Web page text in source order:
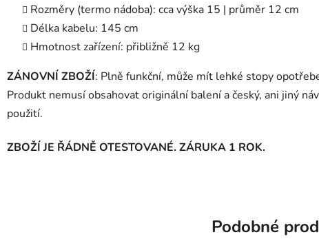
Rozměry (termo nádoba): cca výška 15 | průměr 12 cm
Délka kabelu: 145 cm
Hmotnost zařízení: přibližně 12 kg
ZÁNOVNÍ ZBOŽÍ: Plně funkční, může mít lehké stopy
Produkt nemusí obsahovat originální balení a český, ani jiný
použití.
ZBOŽÍ JE ŘÁDNĚ OTESTOVANÉ. ZÁRUKA 1 ROK.
Podobné